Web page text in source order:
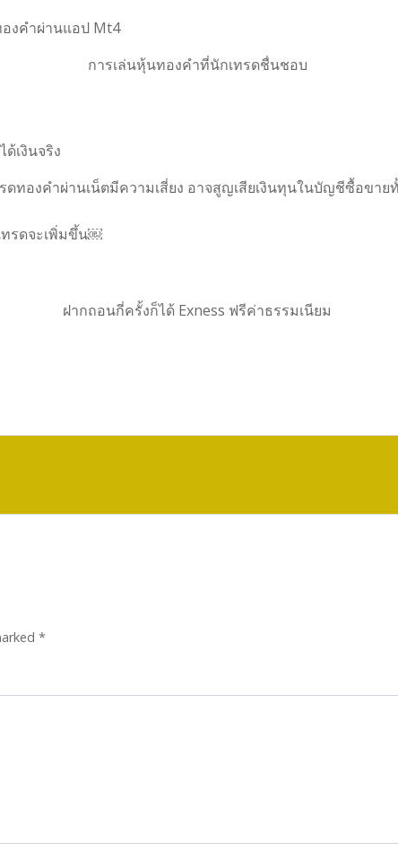
การเล่นหุ้นทองคำที่นักเทรดชื่นชอบ
ดทองคำผ่านเน็ตมีความเสี่ยง อาจสูญเสียเงินทุนในบัญชีซื้อขาย
ทรดจะเพิ่มขึ้น￼
ฝากถอนกี่ครั้งก็ได้ Exness ฟรีค่าธรรมเนียม
*